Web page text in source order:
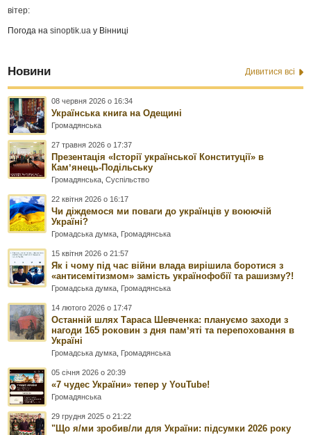
вітер:
Погода наsinoptik.ua у Вінниці
Новини Дивитися всі
08 червня 2026 о 16:34
Українська книга на Одещині
Громадянська
27 травня 2026 о 17:37
Презентація «Історії української Конституції» в
Камʼянець-Подільську
Громадянська ,Суспільство
22 квітня 2026 о 16:17
Чи діждемося ми поваги до українців у воюючій
Україні?
Громадська думка Громадянська
15 квітня 2026 о 21:57
Як і чому під час війни влада вирішила боротися з
«антисемітизмом» замість українофобії та рашизму?!
Громадська думка Громадянська
14 лютого 2026 о 17:47
Останній шлях Тараса Шевченка: плануємо заходи з
нагоди 165 роковин з дня памʼяті та перепоховання в
Україні
Громадська думка Громадянська
05 січня 2026 о 20:39
«7 чудес України» тепер у YouTube!
Громадянська
29 грудня 2025 о 21:22
"Що я/ми зробив/ли для України: підсумки 2026 року